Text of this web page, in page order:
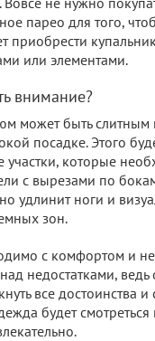
парео для того,
приобрести
или элементами.
внимание?
может быть слитным
посадке. Этого
участки, которые
с вырезами по
удлинит ноги и
зон.
с комфортом и не
недостатками, ведь
все достоинства и
будет